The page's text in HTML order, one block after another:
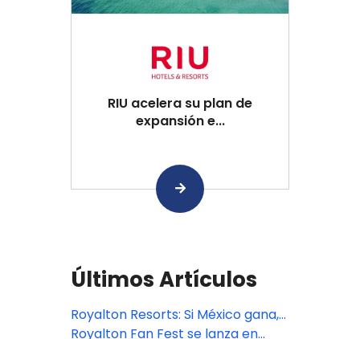
RIU acelera su plan de
expansión e...
Últimos Artículos
Royalton Resorts: Si México gana,
ganamos todos
Royalton Fan Fest se lanza en